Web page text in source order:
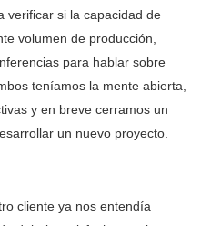
verificar si la capacidad de
volumen de producción,
para hablar sobre
teníamos la mente abierta,
y en breve cerramos un
un nuevo proyecto.
cliente ya nos entendía